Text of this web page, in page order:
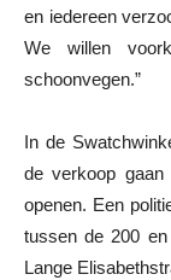
en iedereen
We willen
schoonvegen.”
In de
de verkoop
openen. Een
tussen de 200
Lange